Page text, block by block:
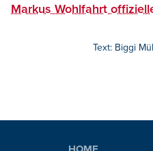
Markus Wohlfahrt
Text: Biggi